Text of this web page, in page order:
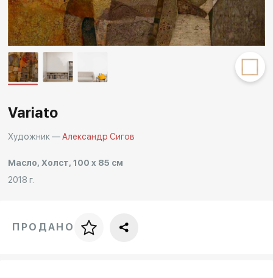
Variato
Художник —Александр Сигов
Масло, Холст, 100 x 85 см
2018 г.
Цена за багет
ПРОДАНО